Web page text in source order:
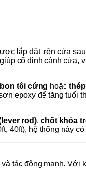
lắp đặt trên cửa
cố định cánh cửa,
tôi cứng hoặc
epoxy để tăng tuổi
rod), chốt khóa
40ft), hệ thống này
tác động mạnh. Với